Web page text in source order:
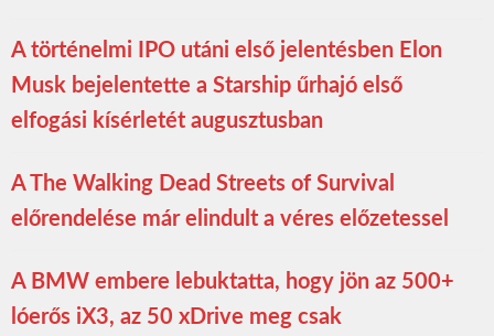
A történelmi IPO utáni első jelentésben Elon
Musk bejelentette a Starship űrhajó első
elfogási kísérletét augusztusban
A The Walking Dead Streets of Survival
előrendelése már elindult a véres előzetessel
A BMW embere lebuktatta, hogy jön az 500+
lóerős iX3, az 50 xDrive meg csak